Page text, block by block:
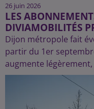
26 juin 2026
LES
DIVIAMOBILITÉS
Dijon métropole fait
partir du 1er
augmente